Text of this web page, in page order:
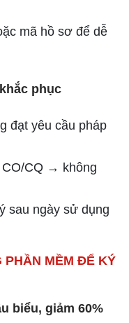
mã hồ sơ để dễ
phục
đạt yêu cầu pháp
CO/CQ → không
sau ngày sử dụng
PHẦN MỀM ĐỂ KÝ
biểu, giảm 60%